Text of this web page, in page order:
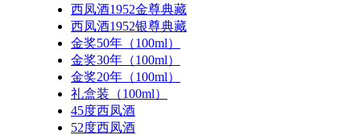
西凤酒1952金尊典藏
西凤酒1952银尊典藏
金奖50年（100ml）
金奖30年（100ml）
金奖20年（100ml）
礼盒装（100ml）
45度西凤酒
52度西凤酒